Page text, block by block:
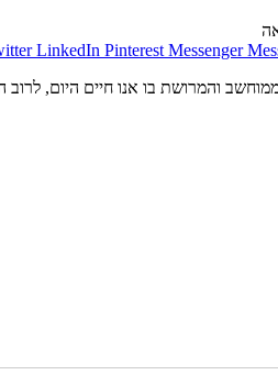
LinkedIn Pinterest Messenger
והמרושת בו אנו חיים היום,